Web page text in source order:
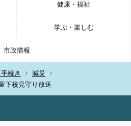
健康・福祉
学ぶ・楽しむ
市政情報
続き
減災
下校見守り放送